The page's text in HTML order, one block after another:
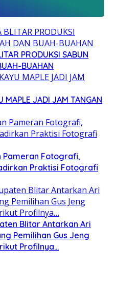
PRODUKSI SABUN
BUAHAN
MAPLE JADI JAM TANGAN
Pameran Fotografi,
Praktisi Fotografi
Blitar Antarkan Ari
Pemilihan Gus Jeng
Profilnya…